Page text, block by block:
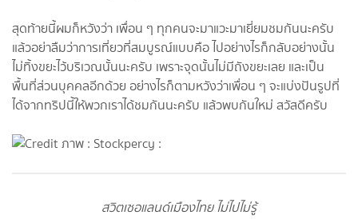
สุดท้ายนี้ผมก็หวังว่า เพื่อน ๆ ทุกคนจะมาแวะมาเยี่ยมชมกันนะครับ
แล้วอย่าลืมว่าการเที่ยวที่สมบูรณ์แบบคือ ไปอย่างไรก็กลับอย่างนั้น
ไม่ทิ้งขยะไว้บริเวณนั้นนะครับ เพราะจุดนั้นไม่มีถังขยะเลย และเป็น
พื้นที่ส่วนบุคคลอีกด้วย อย่างไรก็ตามหวังว่าเพื่อน ๆ จะแบ่งปันรูปที่
ได้จากทริปนี้ให้พวกเราได้ชมกันนะครับ แล้วพบกันใหม่ สวัสดีครับ
สวิตเซอแลนด์เมืองไทย ไม่ไปไม่รู้